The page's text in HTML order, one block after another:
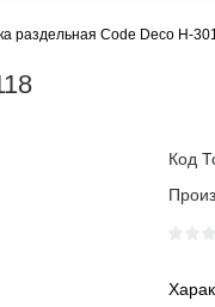
раздельная Code Deco H-
Код